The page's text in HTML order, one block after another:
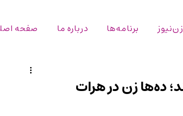
صفحه درباره ما برنامه‌ها زن‌نیوز
ده‌ها زن در هرات